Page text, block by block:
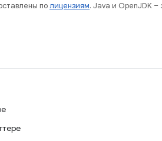
полицензиям. Java и OpenJDK –